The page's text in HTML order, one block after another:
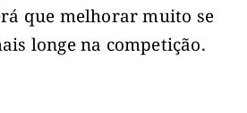
que melhorar muito se
longe na competição.